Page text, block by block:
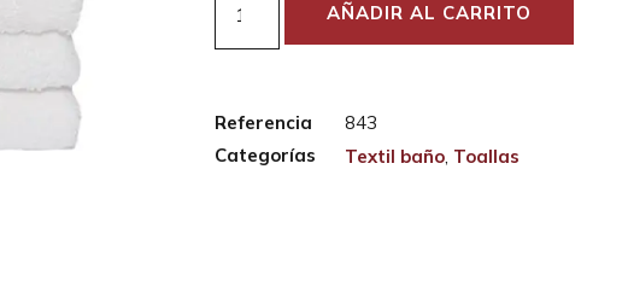
AÑADIR AL CARRITO
Referencia
843
Categorías
Textil baño, Toallas